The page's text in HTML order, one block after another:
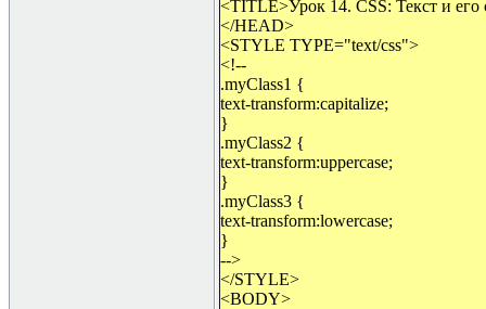
<TITLE>Урок 14. CSS: Текст и
</HEAD>
<STYLE TYPE="text/css">
<!--
.myClass1 {
text-transform:capitalize;
}
.myClass2 {
text-transform:uppercase;
}
.myClass3 {
text-transform:lowercase;
}
-->
</STYLE>
<BODY>